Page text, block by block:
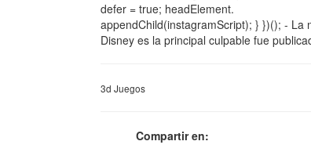
defer = true; headElement.
appendChild(instagramScript); } })(); - La
Disney es la principal culpable fue
3d Juegos
Compartir en: